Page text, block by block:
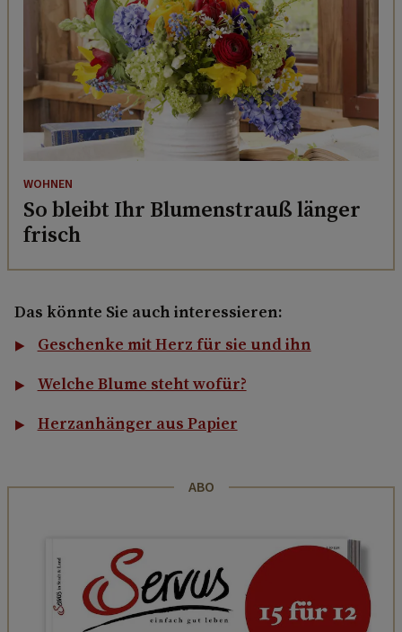
WOHNEN
So bleibt Ihr Blumenstrauß länger
frisch
Das könnte Sie auch interessieren:
Geschenke mit Herz für sie und ihn
Welche Blume steht wofür?
Herzanhänger aus Papier
ABO